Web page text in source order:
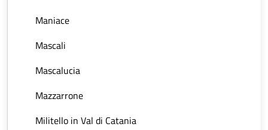
Maniace
Mascali
Mascalucia
Mazzarrone
Militello in Val di Catania